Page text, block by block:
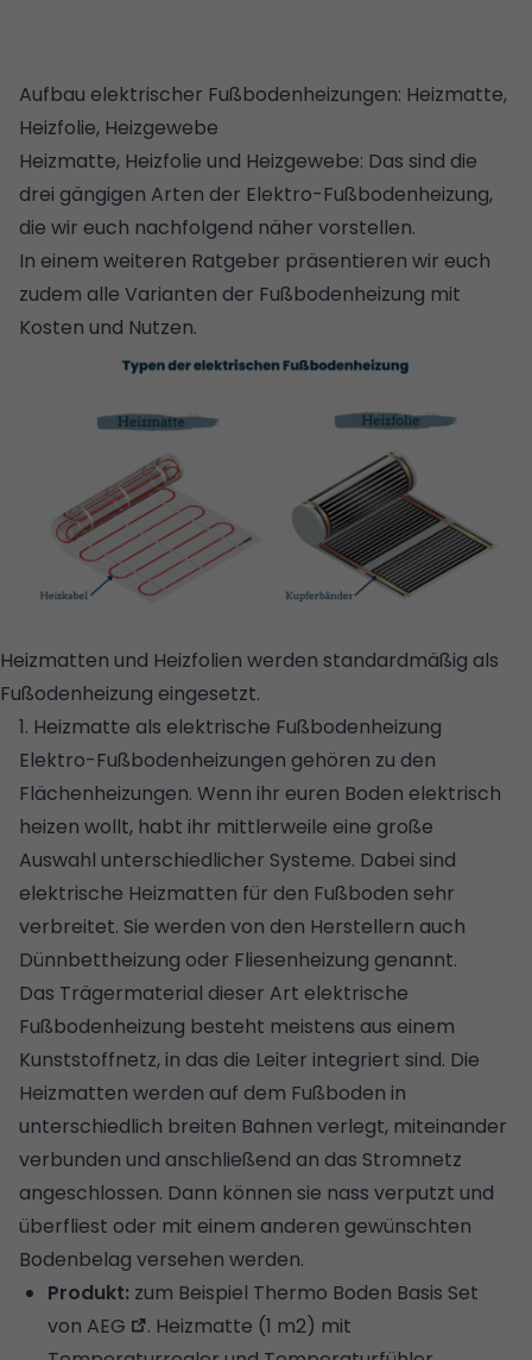
Aufbau elektrischer Fußbodenheizungen: Heizmatte,
Heizfolie, Heizgewebe
Heizmatte, Heizfolie und Heizgewebe: Das sind die
drei gängigen Arten der Elektro-Fußbodenheizung,
die wir euch nachfolgend näher vorstellen.
In einem weiteren Ratgeber präsentieren wir euch
zudem alle Varianten der Fußbodenheizung mit
Kosten und Nutzen.
Heizmatten und Heizfolien werden standardmäßig als
Fußodenheizung eingesetzt.
1. Heizmatte als elektrische Fußbodenheizung
Elektro-Fußbodenheizungen gehören zu den
Flächenheizungen. Wenn ihr euren Boden elektrisch
heizen wollt, habt ihr mittlerweile eine große
Auswahl unterschiedlicher Systeme. Dabei sind
elektrische Heizmatten für den Fußboden sehr
verbreitet. Sie werden von den Herstellern auch
Dünnbettheizung oder Fliesenheizung genannt.
Das Trägermaterial dieser Art elektrische
Fußbodenheizung besteht meistens aus einem
Kunststoffnetz, in das die Leiter integriert sind. Die
Heizmatten werden auf dem Fußboden in
unterschiedlich breiten Bahnen verlegt, miteinander
verbunden und anschließend an das Stromnetz
angeschlossen. Dann können sie nass verputzt und
überfliest oder mit einem anderen gewünschten
Bodenbelag versehen werden.
Produkt: zum Beispiel Thermo Boden Basis Set
von AEG
. Heizmatte (1 m2) mit